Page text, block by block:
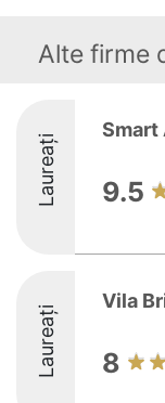
Alte firme
Laureați
Smart
9.5
Laureați
Vila
8